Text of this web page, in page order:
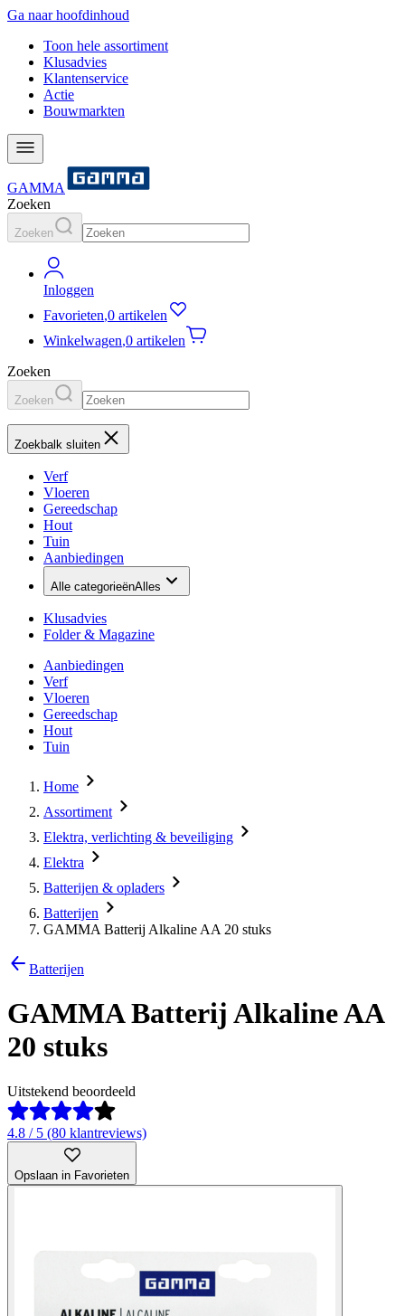
Ga naar hoofdinhoud
Toon hele assortiment
Klusadvies
Klantenservice
Actie
Bouwmarkten
GAMMA
Zoeken
Zoeken
Inloggen
Favorieten,0 artikelen
Winkelwagen,0 artikelen
Zoeken
Zoeken
Zoekbalk sluiten
Verf
Vloeren
Gereedschap
Hout
Tuin
Aanbiedingen
Alle categorieënAlles
Klusadvies
Folder & Magazine
Aanbiedingen
Verf
Vloeren
Gereedschap
Hout
Tuin
Home
Assortiment
Elektra, verlichting & beveiliging
Elektra
Batterijen & opladers
Batterijen
GAMMA Batterij Alkaline AA 20 stuks
Batterijen
GAMMA Batterij Alkaline AA
20 stuks
Uitstekend beoordeeld
4.8 / 5 (80 klantreviews)
Opslaan in Favorieten